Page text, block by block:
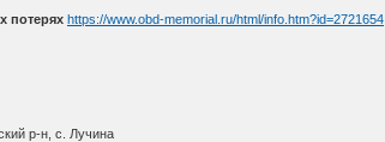
потерях https://www.obd-memorial.ru/html/info.htm?id=2721654
р-н, с. Лучина